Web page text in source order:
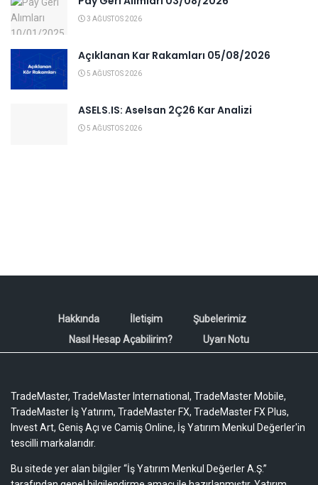
3 AĞUSTOS 2026
Açıklanan Kar Rakamları 05/08/2026
5 AĞUSTOS 2026
ASELS.IS: Aselsan 2Ç26 Kar Analizi
5 AĞUSTOS 2026
Hakkında İletişim
Şubelerimiz
Nasıl Hesap Açabilirim?
Uyarı Notu
TradeMaster, TradeMaster International, TradeMaster Mobile,
TradeMaster İş Yatırım, TradeMaster FX, TradeMaster FX Plus,
Invest Art, Geniş Açı ve Camiş Online, İş Yatırım Menkul Değerler'in
tescilli markalarıdır.
Bu sitede yer alan bilgiler “İş Yatırım Menkul Değerler A.Ş.”